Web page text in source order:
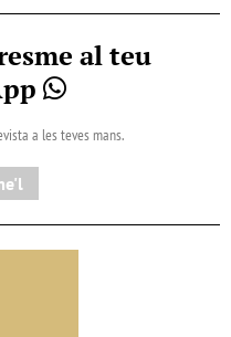
al teu
a les teves mans.